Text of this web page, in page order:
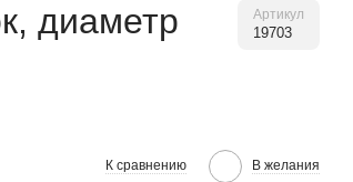
диаметр
Артикул
19703
К сравнению В желания